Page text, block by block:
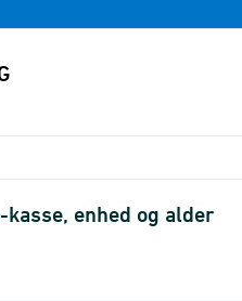
enhed og alder